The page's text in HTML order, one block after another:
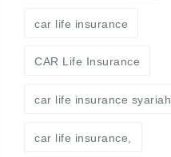
car life insurance
CAR Life Insurance
car life insurance syariah
car life insurance,